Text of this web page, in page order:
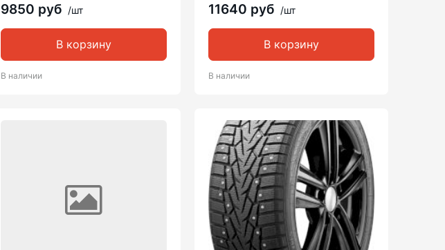
9850 руб /шт
В корзину
В наличии
11640 руб /шт
В корзину
В наличии